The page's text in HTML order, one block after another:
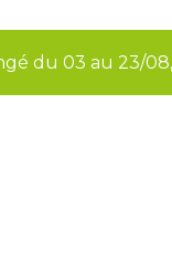
du 03 au 23/